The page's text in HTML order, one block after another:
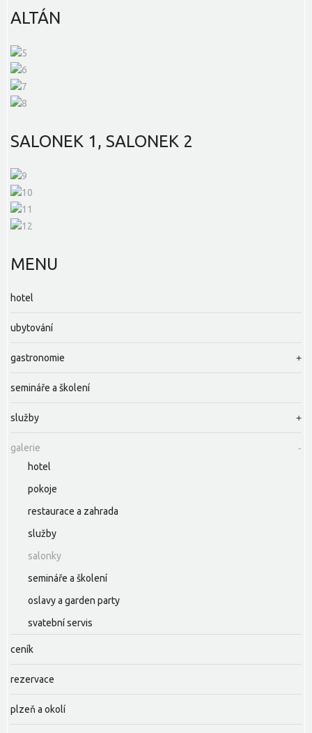
ALTÁN
SALONEK 1, SALONEK 2
MENU
hotel
ubytování
gastronomie
semináře a školení
služby
galerie
hotel
pokoje
restaurace a zahrada
služby
salonky
semináře a školení
oslavy a garden party
svatební servis
ceník
rezervace
plzeň a okolí